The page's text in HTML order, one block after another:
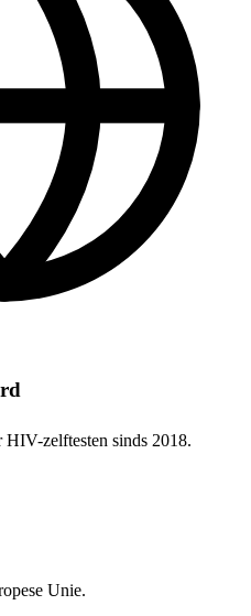
zelftesten sinds 2018.
Unie.